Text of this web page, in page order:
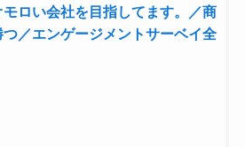
ロい会社を目指してます。／商
／エンゲージメントサーベイ全